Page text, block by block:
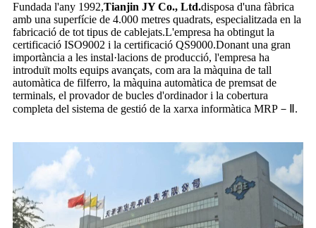
Fundada l'any 1992,Tianjin JY Co., Ltd.disposa d'una fàbrica
amb una superfície de 4.000 metres quadrats, especialitzada en la
fabricació de tot tipus de cablejats.L'empresa ha obtingut la
certificació ISO9002 i la certificació QS9000.Donant una gran
importància a les instal·lacions de producció, l'empresa ha
introduït molts equips avançats, com ara la màquina de tall
automàtica de filferro, la màquina automàtica de premsat de
terminals, el provador de bucles d'ordinador i la cobertura
completa del sistema de gestió de la xarxa informàtica MRP－Ⅱ.